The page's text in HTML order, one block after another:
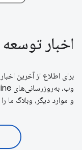
اخبار
برای اطلاع از آخرین
و موارد دیگر، وبلاگ ما